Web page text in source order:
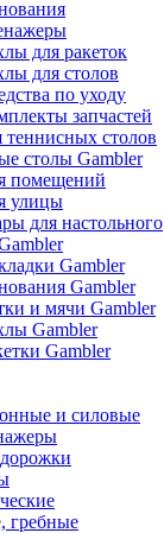
для ракеток
для столов
по уходу
запчастей
теннисных столов
столы Gambler
помещений
улицы
для настольного
Gambler
Gambler
и мячи Gambler
Gambler
Gambler
и силовые
гребные